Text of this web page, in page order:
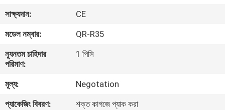
কারখানা
পরিদর্শন
নিয়ন্ত্রণ
সাক্ষ্যদান:
CE
মডেল নম্বার:
QR-R35
ন্যূনতম চাহিদার
পরিমাণ:
1 পিসি
মূল্য:
Negotation
প্যাকেজিং বিবরণ:
শক্ত কাগজে প্যাক করা